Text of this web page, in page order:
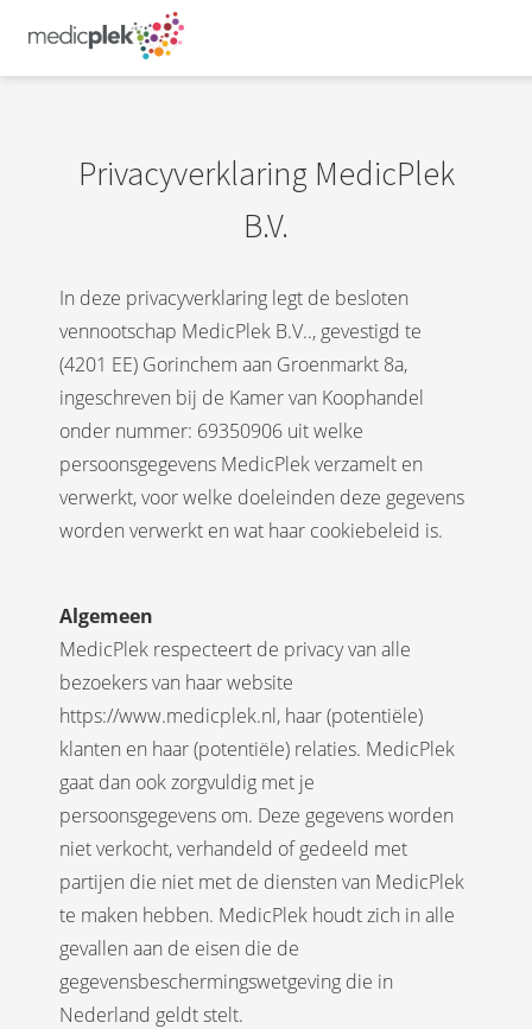
Privacyverklaring MedicPlek
B.V.
In deze privacyverklaring legt de besloten
vennootschap MedicPlek B.V.., gevestigd te
(4201 EE) Gorinchem aan Groenmarkt 8a,
ingeschreven bij de Kamer van Koophandel
onder nummer: 69350906 uit welke
persoonsgegevens MedicPlek verzamelt en
verwerkt, voor welke doeleinden deze gegevens
worden verwerkt en wat haar cookiebeleid is.
Algemeen
MedicPlek respecteert de privacy van alle
bezoekers van haar website
https://www.medicplek.nl, haar (potentiële)
klanten en haar (potentiële) relaties. MedicPlek
gaat dan ook zorgvuldig met je
persoonsgegevens om. Deze gegevens worden
niet verkocht, verhandeld of gedeeld met
partijen die niet met de diensten van MedicPlek
te maken hebben. MedicPlek houdt zich in alle
gevallen aan de eisen die de
gegevensbeschermingswetgeving die in
Nederland geldt stelt.